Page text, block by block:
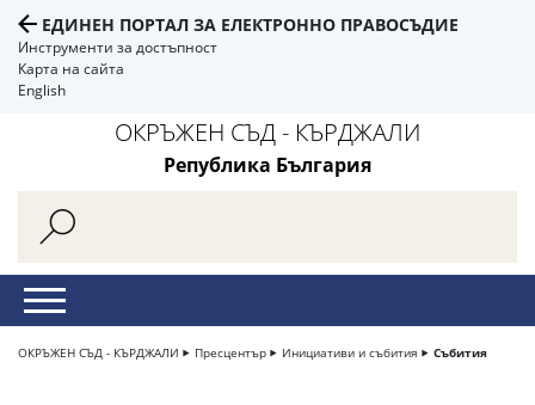
ЕДИНЕН ПОРТАЛ ЗА ЕЛЕКТРОННО ПРАВОСЪДИЕ
Инструменти за достъпност
Карта на сайта
English
ОКРЪЖЕН СЪД - КЪРДЖАЛИ
Република България
ОКРЪЖЕН СЪД - КЪРДЖАЛИ Пресцентър Инициативи и събития Събития